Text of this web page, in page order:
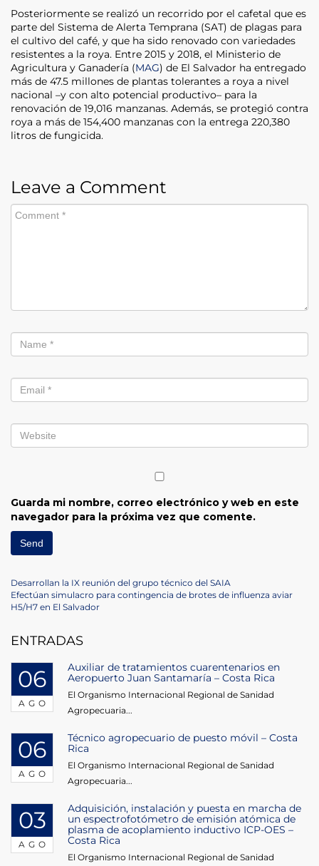
Posteriormente se realizó un recorrido por el cafetal que es
parte del Sistema de Alerta Temprana (SAT) de plagas para
el cultivo del café, y que ha sido renovado con variedades
resistentes a la roya. Entre 2015 y 2018, el Ministerio de
Agricultura y Ganadería (MAG) de El Salvador ha entregado
más de 47.5 millones de plantas tolerantes a roya a nivel
nacional –y con alto potencial productivo– para la
renovación de 19,016 manzanas. Además, se protegió contra
roya a más de 154,400 manzanas con la entrega 220,380
litros de fungicida.
Leave a Comment
Guarda mi nombre, correo electrónico y web en este
navegador para la próxima vez que comente.
Navegación
de
entradas
Previous
Post
Desarrollan la IX reunión del grupo técnico del SAIA
Next
Post
Efectúan simulacro para contingencia de brotes de influenza aviar
H5/H7 en El Salvador
ENTRADAS
06
AGO
Auxiliar de tratamientos cuarentenarios en
Aeropuerto Juan Santamaría – Costa Rica
El Organismo Internacional Regional de Sanidad
Agropecuaria...
06
AGO
Técnico agropecuario de puesto móvil – Costa
Rica
El Organismo Internacional Regional de Sanidad
Agropecuaria...
03
AGO
Adquisición, instalación y puesta en marcha de
un espectrofotómetro de emisión atómica de
plasma de acoplamiento inductivo ICP-OES –
Costa Rica
El Organismo Internacional Regional de Sanidad